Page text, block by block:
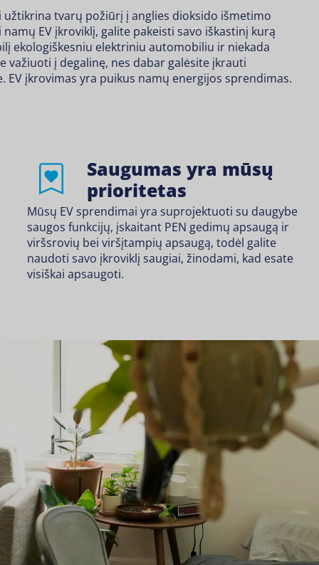
užtikrina tvarų požiūrį į anglies dioksido išmetimo
EV įkroviklį, galite pakeisti savo iškastinį kurą
ekologiškesniu elektriniu automobiliu ir niekada
važiuoti į degalinę, nes dabar galėsite įkrauti
EV įkrovimas yra puikus namų energijos sprendimas.
Saugumas yra mūsų
prioritetas
Mūsų EV sprendimai yra suprojektuoti su daugybe
saugos funkcijų, įskaitant PEN gedimų apsaugą ir
viršsrovių bei viršįtampių apsaugą, todėl galite
naudoti savo įkroviklį saugiai, žinodami, kad esate
visiškai apsaugoti.